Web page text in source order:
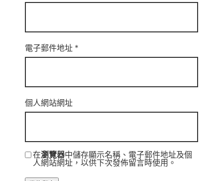
電子郵件地址 *
個人網站網址
在瀏覽器中儲存顯示名稱、電子郵件地址及個
人網站網址，以供下次發佈留言時使用。